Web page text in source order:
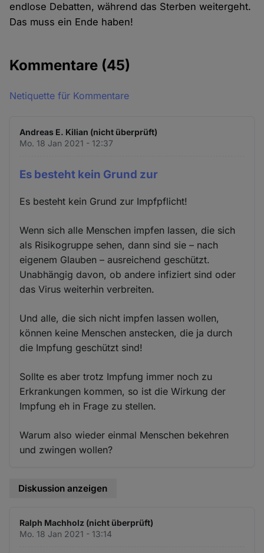
endlose Debatten, während das Sterben weitergeht.
Das muss ein Ende haben!
Kommentare (45)
Netiquette für Kommentare
Andreas E. Kilian (nicht überprüft)
Mo. 18 Jan 2021 - 12:37
Es besteht kein Grund zur
Es besteht kein Grund zur Impfpflicht!
Wenn sich alle Menschen impfen lassen, die sich
als Risikogruppe sehen, dann sind sie – nach
eigenem Glauben – ausreichend geschützt.
Unabhängig davon, ob andere infiziert sind oder
das Virus weiterhin verbreiten.
Und alle, die sich nicht impfen lassen wollen,
können keine Menschen anstecken, die ja durch
die Impfung geschützt sind!
Sollte es aber trotz Impfung immer noch zu
Erkrankungen kommen, so ist die Wirkung der
Impfung eh in Frage zu stellen.
Warum also wieder einmal Menschen bekehren
und zwingen wollen?
Diskussion anzeigen
Ralph Machholz (nicht überprüft)
Mo. 18 Jan 2021 - 13:14